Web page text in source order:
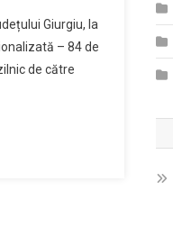
Giurgiu, la
– 84 de
de către